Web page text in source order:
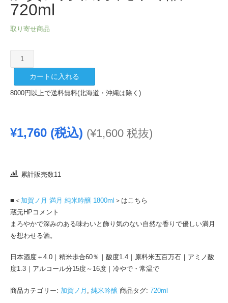
720ml
取り寄せ商品
賀
月
米
720ml
カートに入れる
8000円以上で送料無料(北海道・沖縄は除く)
¥1,760 (税込) (¥1,600 税抜)
累計販売数11
■＜ 加賀ノ月 満月 純米吟醸 1800ml ＞はこちら
蔵元HPコメント
まろやかで深みのある味わいと飾り気のない自然な香りで優しい満月
を想わせる酒。
日本酒度＋4.0｜精米歩合60％｜酸度1.4｜原料米五百万石｜アミノ酸
度1.3｜アルコール分15度～16度｜冷やで・常温で
商品カテゴリー: 加賀ノ月 純米吟醸 商品タグ: 720ml